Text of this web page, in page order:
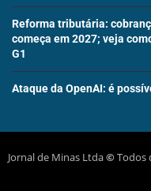
Reforma tributária:
começa em 2027; veja
G1
Ataque da OpenAI: é
Jornal de Minas Ltda©Todos